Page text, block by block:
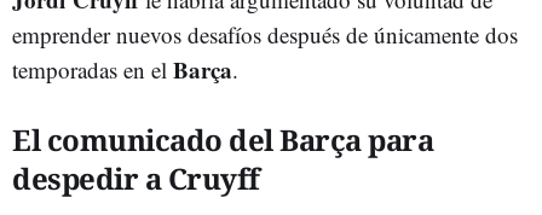
emprender nuevos desafíos después de únicamente dos
temporadas en el Barça.
El comunicado del Barça para
despedir a Cruyff